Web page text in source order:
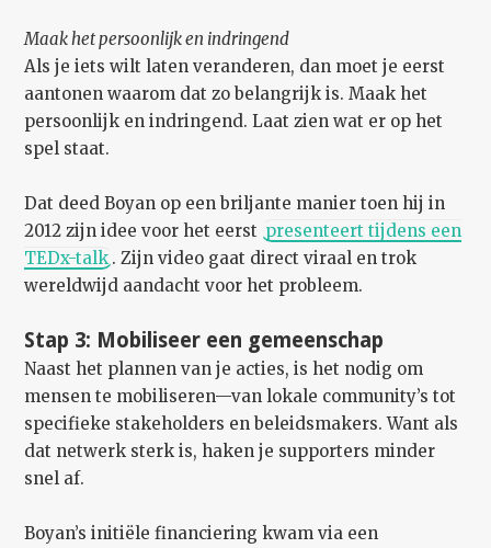
Maak het persoonlijk en indringend
Als je iets wilt laten veranderen, dan moet je eerst
aantonen waarom dat zo belangrijk is. Maak het
persoonlijk en indringend. Laat zien wat er op het
spel staat.
Dat deed Boyan op een briljante manier toen hij in
2012 zijn idee voor het eerst presenteert tijdens een
TEDx-talk . Zijn video gaat direct viraal en trok
wereldwijd aandacht voor het probleem.
Stap 3: Mobiliseer een gemeenschap
Naast het plannen van je acties, is het nodig om
mensen te mobiliseren—van lokale community’s tot
specifieke stakeholders en beleidsmakers. Want als
dat netwerk sterk is, haken je supporters minder
snel af.
Boyan’s initiële financiering kwam via een